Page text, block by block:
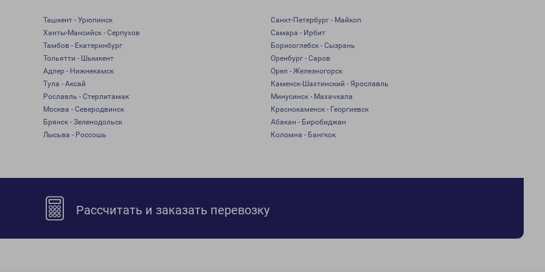
Ташкент - Урюпинск
Санкт-Петербург - Майкоп
Ханты-Мансийск - Серпухов
Самара - Ирбит
Тамбов - Екатеринбург
Борисоглебск - Сызрань
Тольятти - Шымкент
Оренбург - Саров
Адлер - Нижнекамск
Орел - Железногорск
Тула - Аксай
Каменск-Шахтинский - Ярославль
Рославль - Стерлитамак
Минусинск - Махачкала
Москва - Северодвинск
Краснокаменск - Георгиевск
Брянск - Зеленодольск
Абакан - Биробиджан
Лысьва - Россошь
Коломна - Бангкок
Рассчитать и заказать перевозку